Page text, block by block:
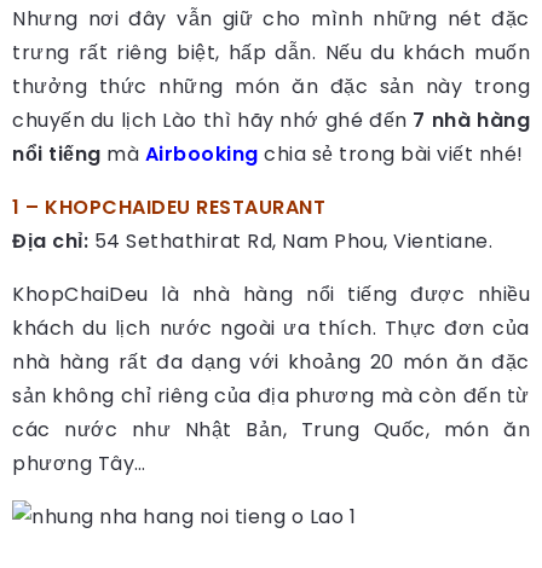
Nhưng nơi đây vẫn giữ cho mình những nét đặc
trưng rất riêng biệt, hấp dẫn. Nếu du khách muốn
thưởng thức những món ăn đặc sản này trong
chuyến du lịch Lào thì hãy nhớ ghé đến 7 nhà hàng
nổi tiếng mà Airbooking chia sẻ trong bài viết nhé!
1 – KHOPCHAIDEU RESTAURANT
Địa chỉ: 54 Sethathirat Rd, Nam Phou, Vientiane.
KhopChaiDeu là nhà hàng nổi tiếng được nhiều
khách du lịch nước ngoài ưa thích. Thực đơn của
nhà hàng rất đa dạng với khoảng 20 món ăn đặc
sản không chỉ riêng của địa phương mà còn đến từ
các nước như Nhật Bản, Trung Quốc, món ăn
phương Tây…